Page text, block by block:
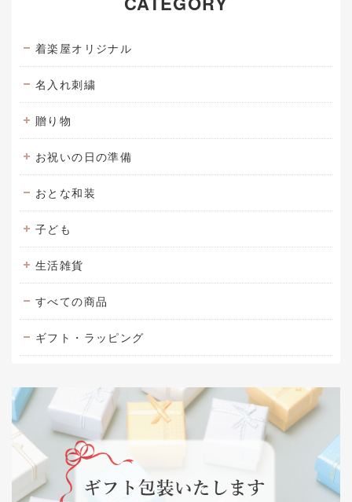
着楽屋オリジナル
名入れ刺繍
贈り物
お祝いの日の準備
おとな和装
子ども
生活雑貨
すべての商品
ギフト・ラッピング